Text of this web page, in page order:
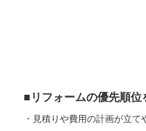
■リフォームの優先順位
・見積りや費用の計画が立て